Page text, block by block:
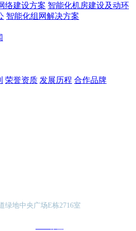
络建设方案 智能化机房建设及动环
智能化组网解决方案
荣誉资质 发展历程 合作品牌
绿地中央广场E栋2716室